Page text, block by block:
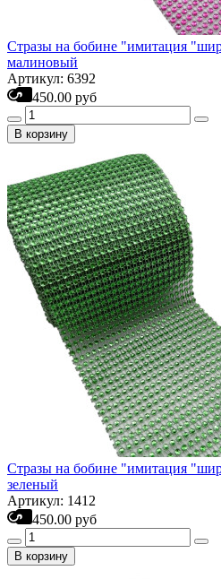
Стразы на бобине "имитация
малиновый
Артикул: 6392
450.00 руб
В корзину
Стразы на бобине "имитация
зеленый
Артикул: 1412
450.00 руб
В корзину